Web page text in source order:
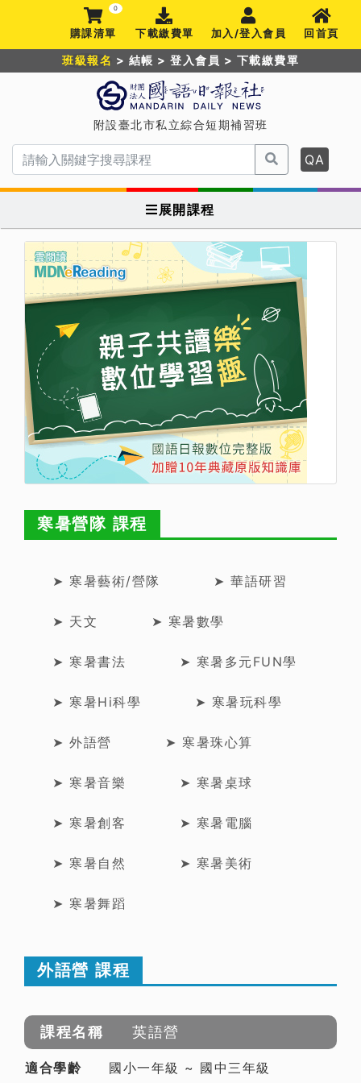
0
購課清單 下載繳費單 加入/登入會員 回首頁
附設臺北市私立綜合短期補習班
QA
展開課程
班級報名 > 結帳 > 登入會員 > 下載繳費單
寒暑營隊 課程
➤ 寒暑藝術/營隊 ➤ 華語研習
➤ 天文 ➤ 寒暑數學
➤ 寒暑書法 ➤ 寒暑多元FUN學
➤ 寒暑Hi科學 ➤ 寒暑玩科學
➤ 外語營 ➤ 寒暑珠心算
➤ 寒暑音樂 ➤ 寒暑桌球
➤ 寒暑創客 ➤ 寒暑電腦
➤ 寒暑自然 ➤ 寒暑美術
➤ 寒暑舞蹈
外語營 課程
英語營
國小一年級 ~ 國中三年級